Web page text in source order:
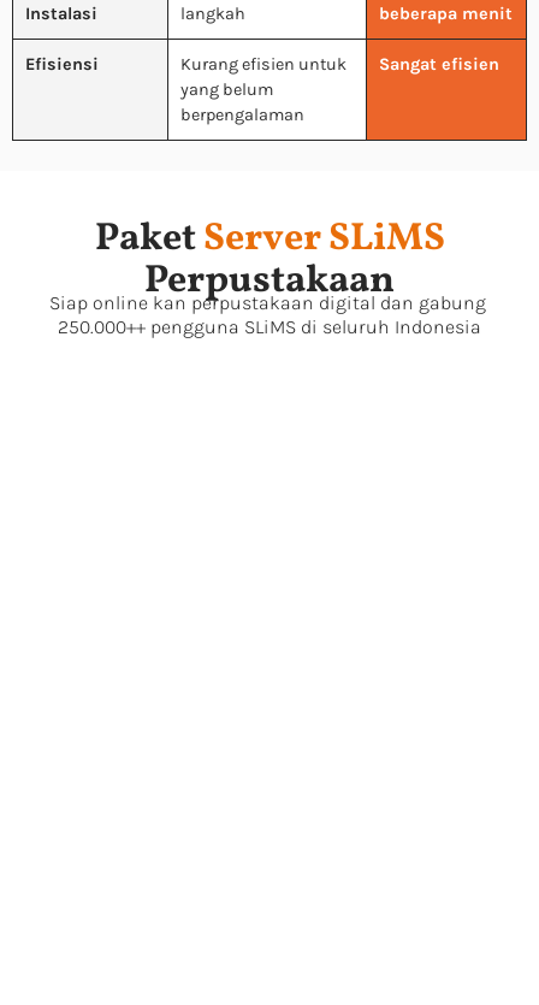
Instalasi
langkah
beberapa menit
Efisiensi
Kurang efisien untuk
yang belum
berpengalaman
Sangat efisien
PaketServer SLiMS
Perpustakaan
Siap online kan perpustakaan digital dan gabung
250.000++ pengguna SLiMS di seluruh Indonesia